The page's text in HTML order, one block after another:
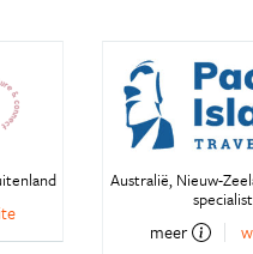
Australië, Nieuw-
specialist
meer